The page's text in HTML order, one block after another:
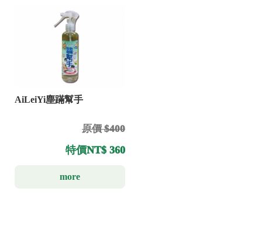
AiLeiYi塵蹣幫手
原價 $400
特價NT$ 360
more